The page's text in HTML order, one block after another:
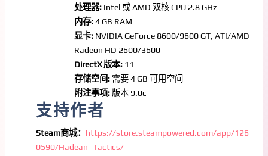
处理器: Intel 或 AMD 双核 CPU 2.8 GHz
内存:4 GB RAM
显卡: NVIDIA GeForce 8600/9600 GT, ATI/AMD
Radeon HD 2600/3600
DirectX 版本: 11
存储空间: 需要 4 GB 可用空间
附注事项: 版本 9.0c
支持作者
Steam商城： https://store.steampowered.com/app/126
0590/Hadean_Tactics/